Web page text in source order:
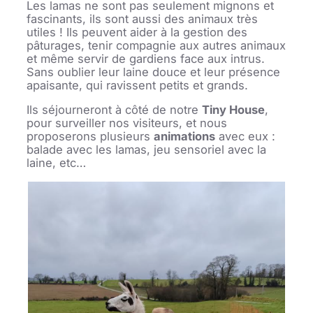
Les lamas ne sont pas seulement mignons et
fascinants, ils sont aussi des animaux très
utiles ! Ils peuvent aider à la gestion des
pâturages, tenir compagnie aux autres animaux
et même servir de gardiens face aux intrus.
Sans oublier leur laine douce et leur présence
apaisante, qui ravissent petits et grands.
Ils séjourneront à côté de notre Tiny House,
pour surveiller nos visiteurs, et nous
proposerons plusieurs animations avec eux :
balade avec les lamas, jeu sensoriel avec la
laine, etc…